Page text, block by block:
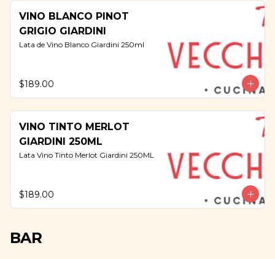
VINO BLANCO PINOT
GRIGIO GIARDINI
Lata de Vino Blanco Giardini 250ml
$189.00
VINO TINTO MERLOT
GIARDINI 250ML
Lata Vino Tinto Merlot Giardini 250ML
$189.00
BAR